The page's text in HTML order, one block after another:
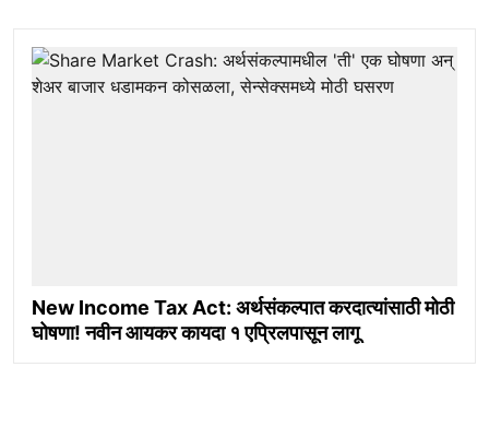
New Income Tax Act: अर्थसंकल्पात करदात्यांसाठी मोठी
घोषणा! नवीन आयकर कायदा १ एप्रिलपासून लागू